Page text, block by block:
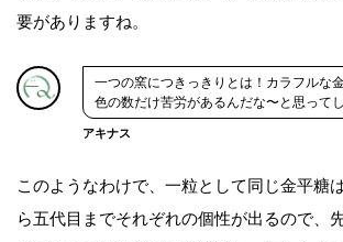
要がありますね。
一つの窯につきっきりとは！カラフルな
色の数だけ苦労があるんだな〜と思って
アキナス
このようなわけで、一粒として同じ金平糖
ら五代目までそれぞれの個性が出るので、